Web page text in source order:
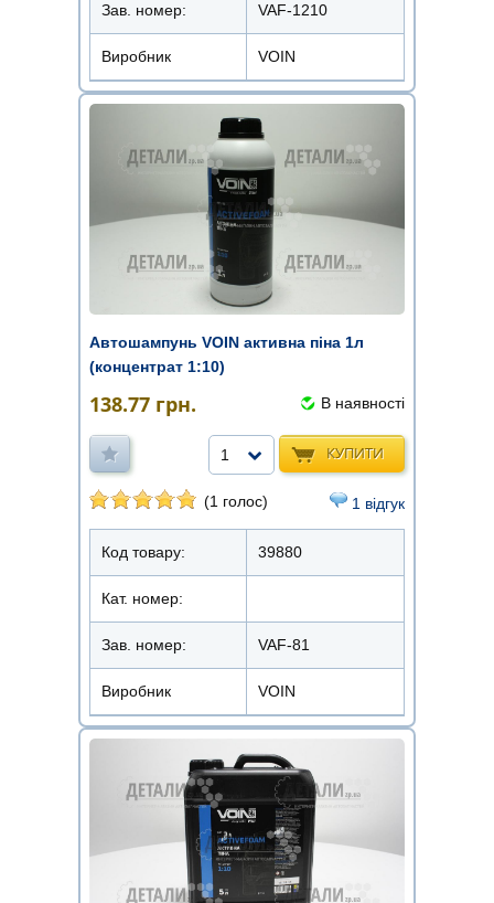
Зав. номер: VAF-1210
Виробник VOIN
Автошампунь VOIN активна піна 1л
(концентрат 1:10)
138.77 грн. В наявності
КУПИТИ
1
(1 голос) 1 відгук
Код товару: 39880
Кат. номер:
Зав. номер: VAF-81
Виробник VOIN